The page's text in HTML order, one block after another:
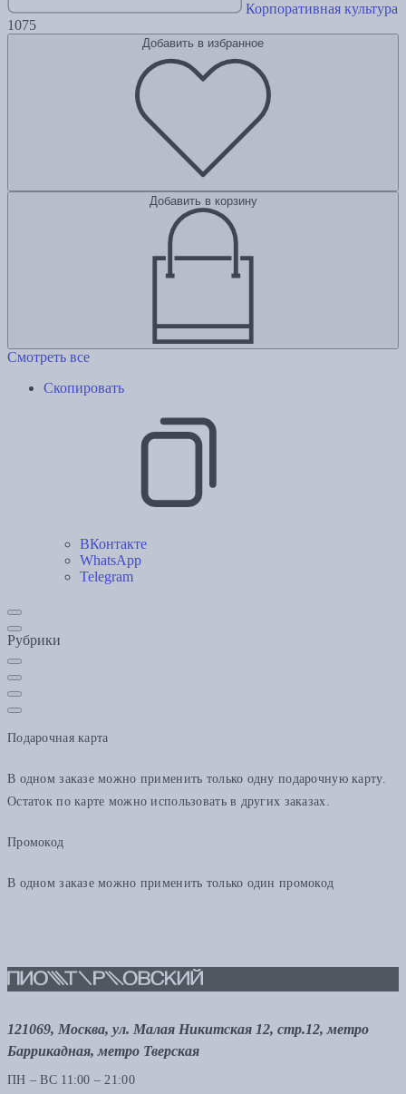
Корпоративная культура
1075
Добавить в избранное
Добавить в корзину
Смотреть все
Скопировать
ВКонтакте
WhatsApp
Telegram
Рубрики
Подарочная карта
В одном заказе можно применить только одну подарочную карту.
Остаток по карте можно использовать в других заказах.
Промокод
В одном заказе можно применить только один промокод
121069, Москва, ул. Малая Никитская 12, стр.12, метро
Баррикадная, метро Тверская
ПН – ВС 11:00 – 21:00